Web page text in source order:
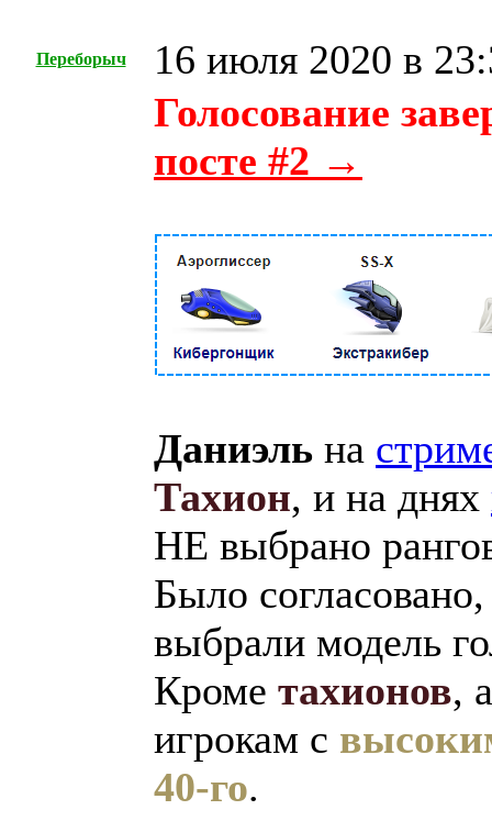
Переборыч
16 июля 2020 в
Голосование
посте #2 →
Даниэль на
Тахион, и на днях
НЕ выбрано
Было
выбрали модель
Кроме тахионов,
игрокам с
40-го.